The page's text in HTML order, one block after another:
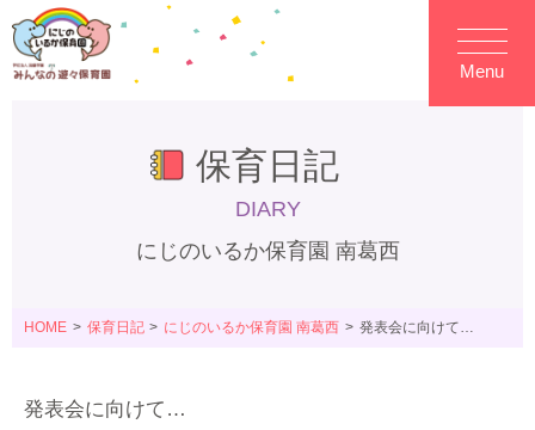
Menu
保育日記
DIARY
にじのいるか保育園 南葛西
HOME 保育日記 にじのいるか保育園 南葛西 発表会に向けて…
発表会に向けて…